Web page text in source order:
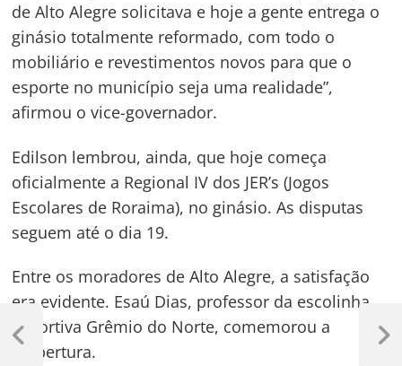
de Alto Alegre solicitava e hoje a gente entrega o
ginásio totalmente reformado, com todo o
mobiliário e revestimentos novos para que o
esporte no município seja uma realidade”,
afirmou o vice-governador.
Edilson lembrou, ainda, que hoje começa
oficialmente a Regional IV dos JER’s (Jogos
Escolares de Roraima), no ginásio. As disputas
seguem até o dia 19.
Entre os moradores de Alto Alegre, a satisfação
era evidente. Esaú Dias, professor da escolinha
esportiva Grêmio do Norte, comemorou a
reabertura.
Navegação
de
Previous
Next